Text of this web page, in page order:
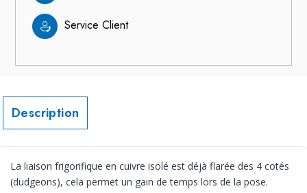
Service Client
Description
La liaison frigorifique en cuivre isolé est déjà flarée des 4 cotés
(dudgeons), cela permet un gain de temps lors de la pose.